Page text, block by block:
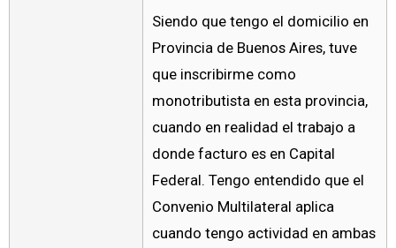
Siendo que tengo el domicilio en
Provincia de Buenos Aires, tuve
que inscribirme como
monotributista en esta provincia,
cuando en realidad el trabajo a
donde facturo es en Capital
Federal. Tengo entendido que el
Convenio Multilateral aplica
cuando tengo actividad en ambas